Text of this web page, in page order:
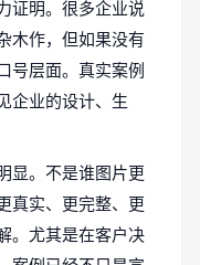
证明。很多企业说
木作，但如果没有
号层面。真实案例
企业的设计、生
显。不是谁图片更
真实、更完整、更
。尤其是在客户决